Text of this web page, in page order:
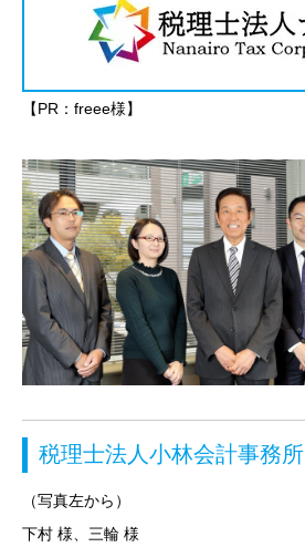
【PR：freee様】
税理士法人小林会計事務所
（写真左から）
下村 様、三輪 様